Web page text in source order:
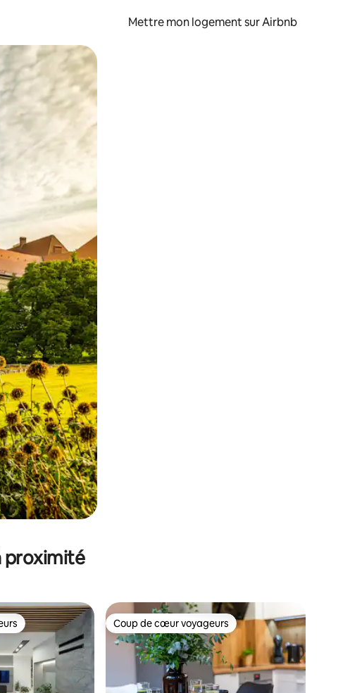
Mettre mon logement sur Airbnb
et en faisant glisser.
proximité
Coup de cœur voyageurs
Coup de cœur voyageurs